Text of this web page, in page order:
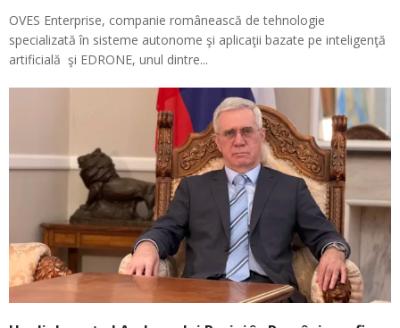
OVES Enterprise, companie românească de tehnologie
specializată în sisteme autonome şi aplicaţii bazate pe inteligenţă
artificială şi EDRONE, unul dintre...